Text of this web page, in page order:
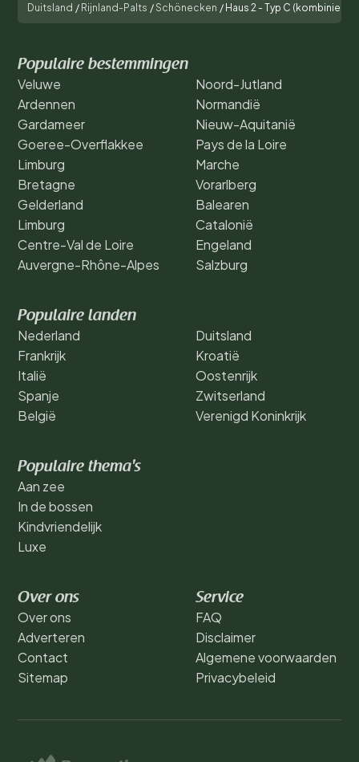
Duitsland / Rijnland-Palts /Schönecken / Haus 2 - Typ C (kombiniert)
Populaire bestemmingen
Veluwe
Ardennen
Gardameer
Goeree-Overflakkee
Limburg
Bretagne
Gelderland
Limburg
Centre-Val de Loire
Auvergne-Rhône-Alpes
Noord-Jutland
Normandië
Nieuw-Aquitanië
Pays de la Loire
Marche
Vorarlberg
Balearen
Catalonië
Engeland
Salzburg
Populaire landen
Nederland
Frankrijk
Italië
Spanje
België
Duitsland
Kroatië
Oostenrijk
Zwitserland
Verenigd Koninkrijk
Populaire thema's
Aan zee
In de bossen
Kindvriendelijk
Luxe
Over ons
Over ons
Adverteren
Contact
Sitemap
Service
FAQ
Disclaimer
Algemene voorwaarden
Privacybeleid